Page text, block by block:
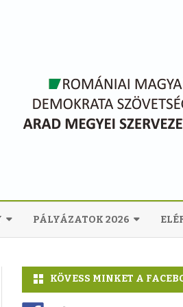
PÁLYÁZATOK 2026
KÖZPONT
ARAD MUNICÍPIUMI KULTURÁLIS
KÖVESS MINKET A